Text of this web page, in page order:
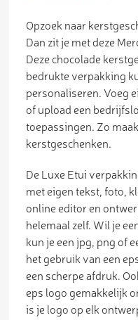
Opzoek naar
Dan zit je met deze
Deze chocolade
bedrukte verpakking
personaliseren. Voeg
of upload een
toepassingen. Zo
kerstgeschenken.
De Luxe Etui
met eigen tekst, foto,
online editor en
helemaal zelf. Wil je
kun je een jpg, png of
het gebruik van een
een scherpe afdruk.
eps logo gemakkelijk
is je logo op elk